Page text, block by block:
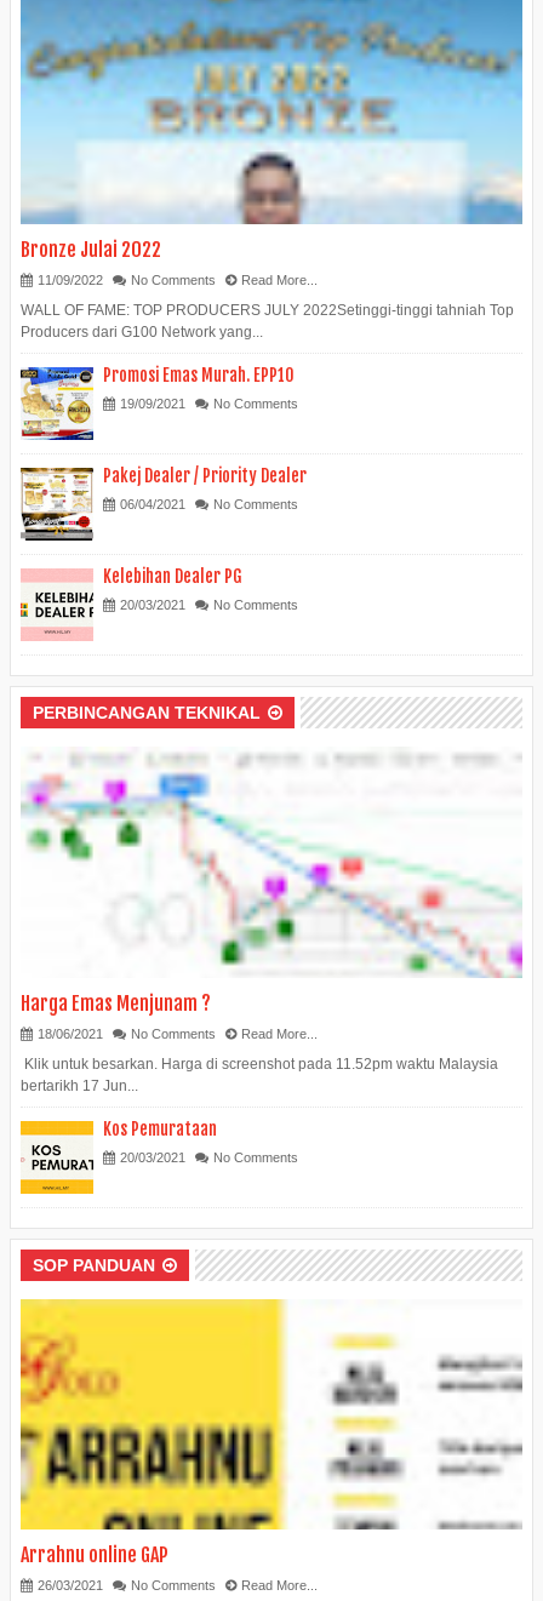
Bronze Julai 2022
11/09/2022 No Comments Read More...
WALL OF FAME: TOP PRODUCERS JULY 2022Setinggi-tinggi tahniah Top
Producers dari G100 Network yang...
Promosi Emas Murah. EPP10
19/09/2021 No Comments
Pakej Dealer / Priority Dealer
06/04/2021 No Comments
Kelebihan Dealer PG
20/03/2021 No Comments
PERBINCANGAN TEKNIKAL
Harga Emas Menjunam ?
18/06/2021 No Comments Read More...
Klik untuk besarkan. Harga di screenshot pada 11.52pm waktu Malaysia
bertarikh 17 Jun...
Kos Pemurataan
20/03/2021 No Comments
SOP PANDUAN
Arrahnu online GAP
26/03/2021 No Comments Read More...